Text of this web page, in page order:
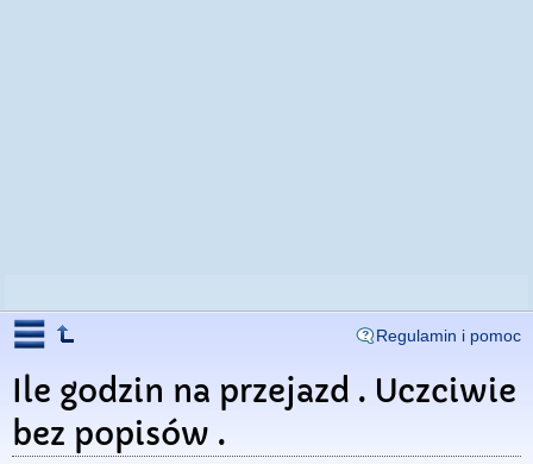
Regulamin i pomoc
Ile godzin na przejazd . Uczciwie
bez popisów .